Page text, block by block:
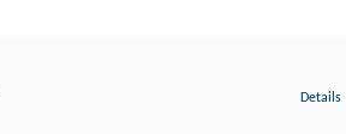
Details